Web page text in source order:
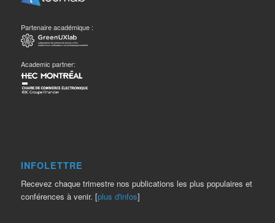
Partenaire académique :
Academic partner:
INFOLETTRE
Recevez chaque trimestre nos publications les plus populaires et
conférences à venir. [plus d'infos]